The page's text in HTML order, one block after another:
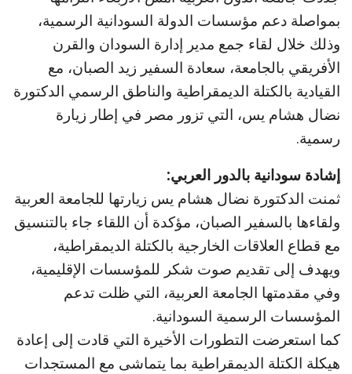
بمواصلة دعم مؤسسات الدولة السودانية الرسمية،
وذلك خلال لقاء جمع مدير إدارة السودان والقرن
الأفريقي بالجامعة، سعادة السفير زيد الصبان، مع
القيادية بالكتلة الديمقراطية والناطق الرسمي الدكتورة
نضال هشام يس، التي تزور مصر في إطار زيارة
رسمية.
إشادة سودانية بالدور العربي:
ثمنت الدكتورة نضال هشام يس زيارتها للجامعة العربية
ولقاءها بالسفير الصبان، مؤكدة أن اللقاء جاء بالتنسيق
مع قطاع العلاقات الخارجية بالكتلة الديمقراطية،
ويهدف إلى تقديم صوت شكر للمؤسسات الإقليمية،
وفي مقدمتها الجامعة العربية، التي ظلت تدعم
المؤسسات الرسمية السودانية.
كما استعرضت التطورات الأخيرة التي قادت إلى إعادة
هيكلة الكتلة الديمقراطية بما يتماشى مع المستجدات